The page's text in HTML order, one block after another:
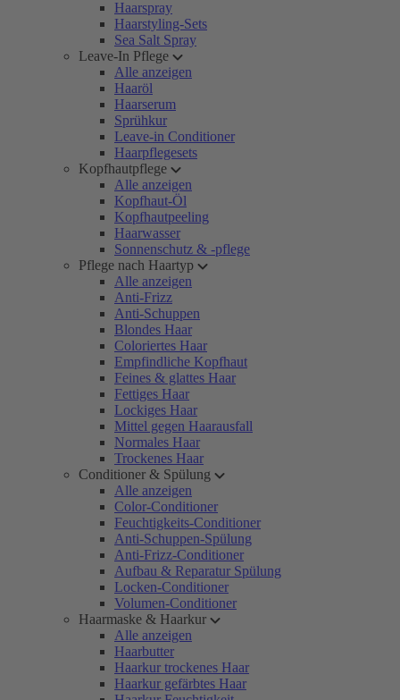
Haarspray
Haarstyling-Sets
Sea Salt Spray
Leave-In Pflege
Alle anzeigen
Haaröl
Haarserum
Sprühkur
Leave-in Conditioner
Haarpflegesets
Kopfhautpflege
Alle anzeigen
Kopfhaut-Öl
Kopfhautpeeling
Haarwasser
Sonnenschutz & -pflege
Pflege nach Haartyp
Alle anzeigen
Anti-Frizz
Anti-Schuppen
Blondes Haar
Coloriertes Haar
Empfindliche Kopfhaut
Feines & glattes Haar
Fettiges Haar
Lockiges Haar
Mittel gegen Haarausfall
Normales Haar
Trockenes Haar
Conditioner & Spülung
Alle anzeigen
Color-Conditioner
Feuchtigkeits-Conditioner
Anti-Schuppen-Spülung
Anti-Frizz-Conditioner
Aufbau & Reparatur Spülung
Locken-Conditioner
Volumen-Conditioner
Haarmaske & Haarkur
Alle anzeigen
Haarbutter
Haarkur trockenes Haar
Haarkur gefärbtes Haar